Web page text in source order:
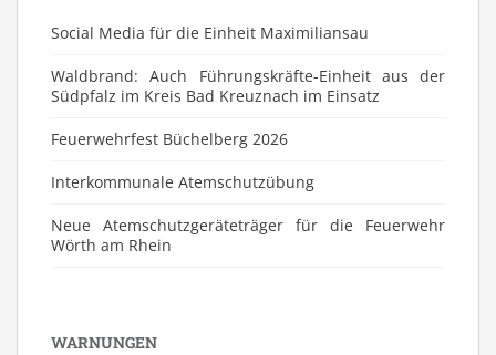
Social Media für die Einheit Maximiliansau
Waldbrand: Auch Führungskräfte-Einheit aus der
Südpfalz im Kreis Bad Kreuznach im Einsatz
Feuerwehrfest Büchelberg 2026
⁠Interkommunale Atemschutzübung
Neue Atemschutzgeräteträger für die Feuerwehr
Wörth am Rhein
WARNUNGEN